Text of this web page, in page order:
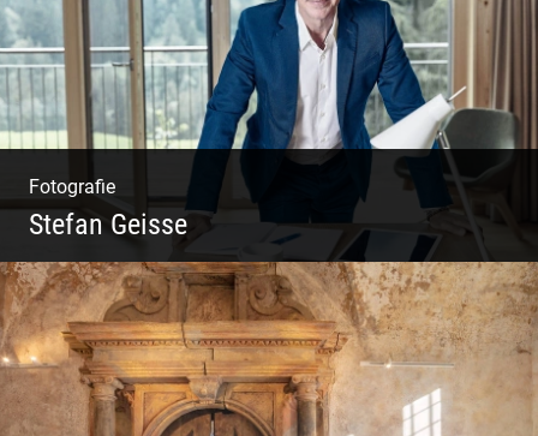
Fotografie
Stefan Geisse
Shooting: Trainer und Coach